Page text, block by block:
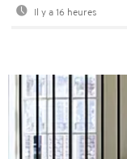
Il y a 16 heures